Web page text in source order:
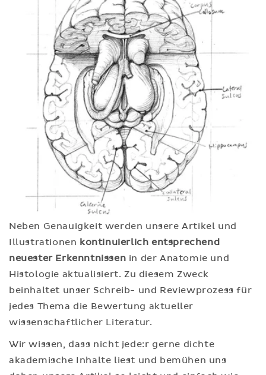
Neben Genauigkeit werden unsere Artikel und
Illustrationen kontinuierlich entsprechend
neuester Erkenntnissen in der Anatomie und
Histologie aktualisiert. Zu diesem Zweck
beinhaltet unser Schreib- und Reviewprozess für
jedes Thema die Bewertung aktueller
wissenschaftlicher Literatur.
Wir wissen, dass nicht jede:r gerne dichte
akademische Inhalte liest und bemühen uns